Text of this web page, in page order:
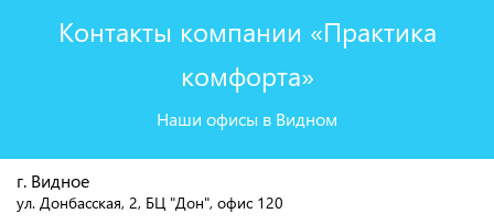
Контакты компании «Практика
комфорта»
Наши офисы в Видном
г. Видное
ул. Донбасская, 2, БЦ "Дон", офис 120